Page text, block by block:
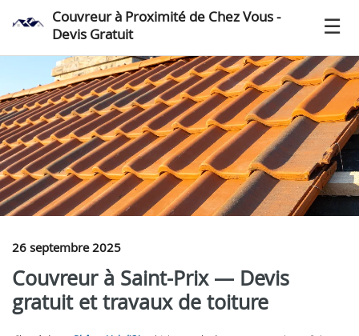
Couvreur à Proximité de Chez Vous -
Devis Gratuit
26 septembre 2025
Couvreur à Saint-Prix — Devis
gratuit et travaux de toiture